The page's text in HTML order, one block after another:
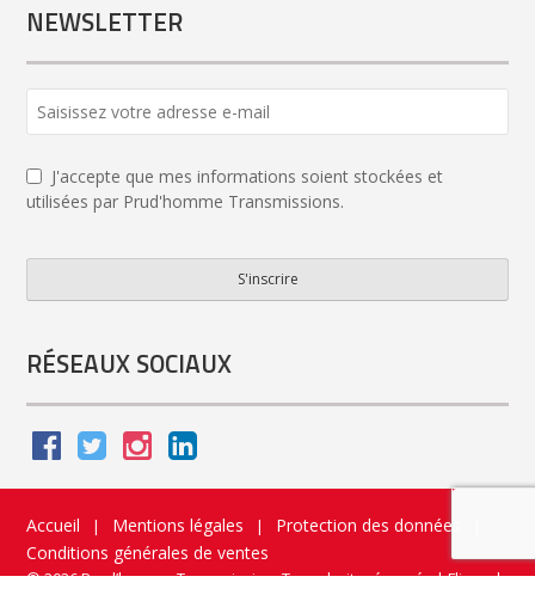
NEWSLETTER
J'accepte que mes informations soient stockées et
utilisées par Prud'homme Transmissions.
S'inscrire
RÉSEAUX SOCIAUX
Accueil | Mentions légales | Protection des données
Conditions générales de ventes
© 2026 Prud’homme Transmission. Tous droits réservés|Flippad